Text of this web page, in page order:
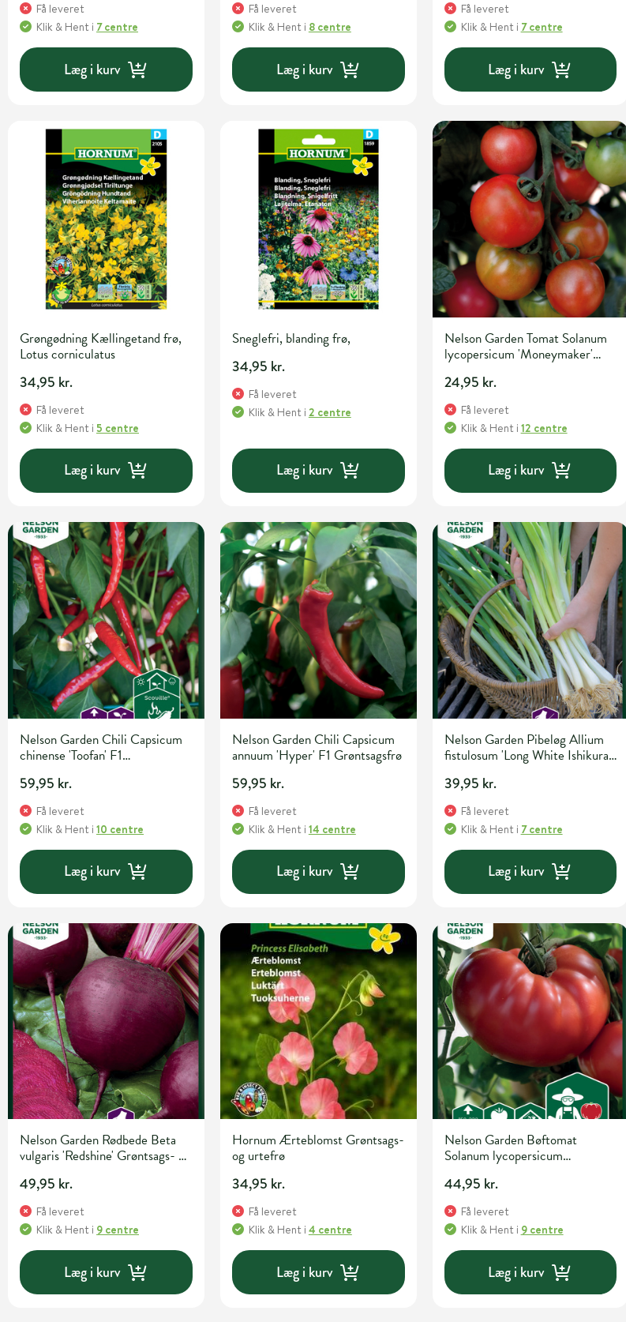
Få leveret
Klik & Hent i 7 centre
Læg i kurv
Få leveret
Klik & Hent i 8 centre
Læg i kurv
Få leveret
Klik & Hent i 7 centre
Læg i kurv
Grøngødning Kællingetand frø,
Lotus corniculatus
34,95 kr.
Få leveret
Klik & Hent i 5 centre
Læg i kurv
Sneglefri, blanding frø,
34,95 kr.
Få leveret
Klik & Hent i 2 centre
Læg i kurv
Nelson Garden Tomat Solanum
lycopersicum 'Moneymaker'
24,95 kr.
Få leveret
Klik & Hent i 12 centre
Læg i kurv
Nelson Garden Chili Capsicum
chinense 'Toofan' F1
59,95 kr.
Få leveret
Klik & Hent i 10 centre
Læg i kurv
Nelson Garden Chili Capsicum
annuum 'Hyper' F1 Grøntsagsfrø
59,95 kr.
Få leveret
Klik & Hent i 14 centre
Læg i kurv
Nelson Garden Pibeløg Allium
fistulosum 'Long White Ishikura'
39,95 kr.
Få leveret
Klik & Hent i 7 centre
Læg i kurv
Nelson Garden Rødbede Beta
vulgaris 'Redshine' Grøntsags- og
49,95 kr.
Få leveret
Klik & Hent i 9 centre
Læg i kurv
Hornum Ærteblomst Grøntsags-
og urtefrø
34,95 kr.
Få leveret
Klik & Hent i 4 centre
Læg i kurv
Nelson Garden Bøftomat
Solanum lycopersicum
44,95 kr.
Få leveret
Klik & Hent i 9 centre
Læg i kurv